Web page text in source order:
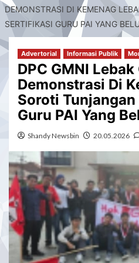
DEMONSTRASI DI KEMENAG
SERTIFIKASI GURU PAI YANG
Advertorial Informasi Publik
DPC GMNI
Demonstrasi Di
Soroti
Guru PAI Yang
Shandy Newsbin 20.05.2026